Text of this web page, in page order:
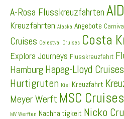
A-Rosa Flusskreuzfahrten
Kreuzfahrten Alaska Angebote
Cruises Celestyal Cruises Costa
Explora Journeys Flusskreuzfahrt
Hamburg Hapag-Lloyd Cruises
Hurtigruten Kiel Kreuzfahrt
Meyer Werft MSC Cruises
MV Werften Nachhaltigkeit Nicko